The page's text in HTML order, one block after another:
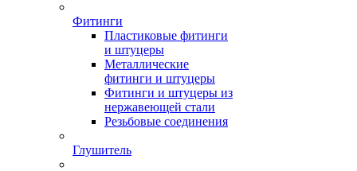
Фитинги
Пластиковые фитинги
и штуцеры
Металлические
фитинги и штуцеры
Фитинги и штуцеры из
нержавеющей стали
Резьбовые соединения
Глушитель